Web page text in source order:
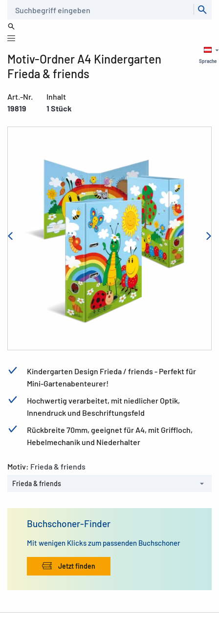
Sprache
Motiv-Ordner A4 Kindergarten
Frieda & friends
Art.-Nr.
19819
Inhalt
1 Stück
Kindergarten Design Frieda / friends - Perfekt für
Mini-Gartenabenteurer!
Hochwertig verarbeitet, mit niedlicher Optik,
Innendruck und Beschriftungsfeld
Rückbreite 70mm, geeignet für A4, mit Griffloch,
Hebelmechanik und Niederhalter
Motiv: Frieda & friends
Frieda & friends
Buchschoner-Finder
Mit wenigen Klicks zum passenden Buchschoner
Jetzt finden